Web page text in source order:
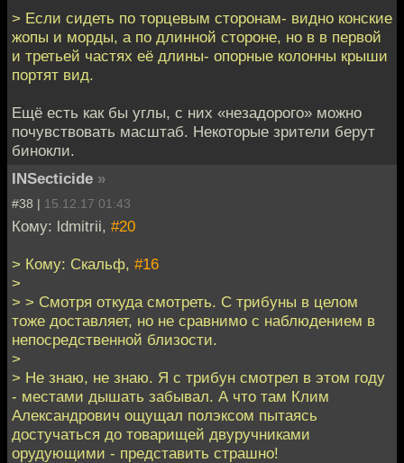
> Если сидеть по торцевым сторонам- видно конские
жопы и морды, а по длинной стороне, но в в первой
и третьей частях её длины- опорные колонны крыши
портят вид.
Ещё есть как бы углы, с них «незадорого» можно
почувствовать масштаб. Некоторые зрители берут
бинокли.
INSecticide »
#38 | 15.12.17 01:43
Кому: ldmitrii, #20
> Кому: Скальф, #16
>
> > Смотря откуда смотреть. С трибуны в целом
тоже доставляет, но не сравнимо с наблюдением в
непосредственной близости.
>
> Не знаю, не знаю. Я с трибун смотрел в этом году
- местами дышать забывал. А что там Клим
Александрович ощущал полэксом пытаясь
достучаться до товарищей двуручниками
орудующими - представить страшно!